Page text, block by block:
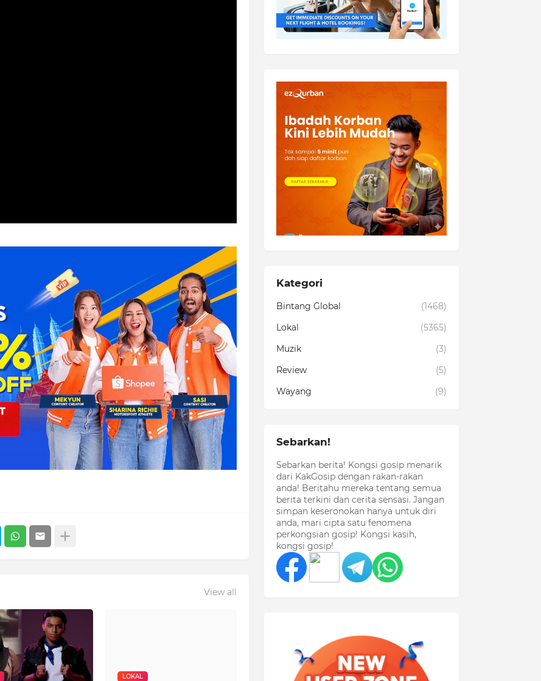
View all
LOKAL
Kategori
Bintang Global
(1468)
Lokal
(5365)
Muzik
(3)
Review
(5)
Wayang
(9)
Sebarkan!
Sebarkan berita! Kongsi gosip menarik
dari KakGosip dengan rakan-rakan
anda! Beritahu mereka tentang semua
berita terkini dan cerita sensasi. Jangan
simpan keseronokan hanya untuk diri
anda, mari cipta satu fenomena
perkongsian gosip! Kongsi kasih,
kongsi gosip!